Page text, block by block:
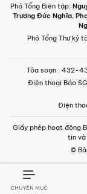
Phó Tổng Biên tập:
Trương Đức Nghĩa,
Phó Tổng Thư ký
Tòa soạn : 432-
Điện thoại Báo
Điện
Giấy phép hoạt động
tin
©
CHUYÊN MỤC